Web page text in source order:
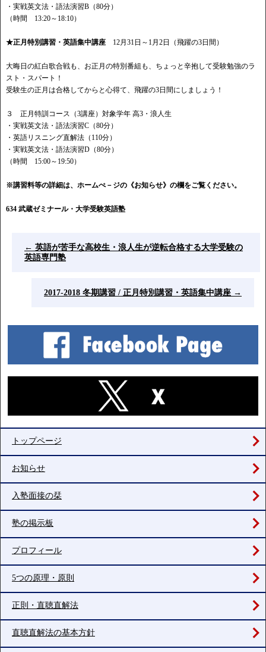
・実戦英文法・語法演習B（80分）
（時間 13:20～18:10）
★正月特別講習・英語集中講座 12月31日～1月2日（飛躍の3日間）
大晦日の紅白歌合戦も、お正月の特別番組も、ちょっと辛抱して受験勉強のラ
スト・スパート！
受験生の正月は合格してからと心得て、飛躍の3日間にしましょう！
３ 正月特訓コース（3講座）対象学年 高3・浪人生
・実戦英文法・語法演習C（80分）
・英語リスニング直解法（110分）
・実戦英文法・語法演習D（80分）
（時間 15:00～19:50）
※講習料等の詳細は、ホームぺ－ジの《お知らせ》の欄をご覧ください。
634 武蔵ゼミナール・大学受験英語塾
← 英語が苦手な高校生・浪人生が逆転合格する大学受験の
英語専門塾
2017-2018 冬期講習 / 正月特別講習・英語集中講座 →
トップページ
お知らせ
入塾面接の栞
塾の掲示板
プロフィール
5つの原理・原則
正則・直聴直解法
直聴直解法の基本方針